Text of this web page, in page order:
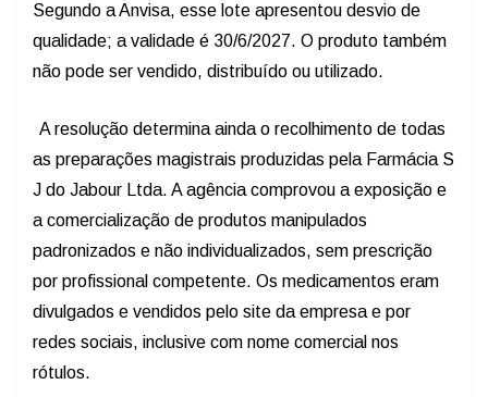
Segundo a Anvisa, esse lote apresentou desvio de
qualidade; a validade é 30/6/2027. O produto também
não pode ser vendido, distribuído ou utilizado.
A resolução determina ainda o recolhimento de todas
as preparações magistrais produzidas pela Farmácia S
J do Jabour Ltda. A agência comprovou a exposição e
a comercialização de produtos manipulados
padronizados e não individualizados, sem prescrição
por profissional competente. Os medicamentos eram
divulgados e vendidos pelo site da empresa e por
redes sociais, inclusive com nome comercial nos
rótulos.